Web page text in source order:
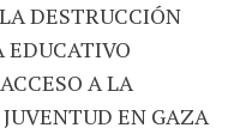
DESTRUCCIÓN
EDUCATIVO
A LA
EN GAZA